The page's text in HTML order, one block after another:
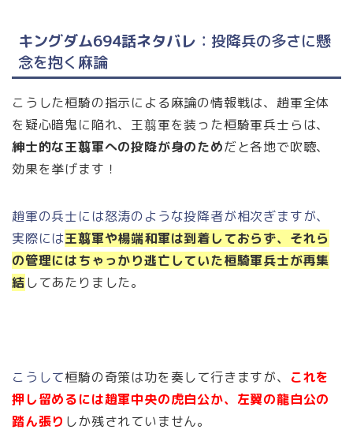
キングダム694話ネタバレ ：投降兵の多さに懸
念を抱く麻論
こうした桓騎の指示による麻論の情報戦は、趙軍全体
を疑心暗鬼に陥れ、王翦軍を装った桓騎軍兵士らは、
紳士的な王翦軍への投降が身のためだと各地で吹聴、
効果を挙げます！
趙軍の兵士には怒涛のような投降者が相次ぎますが、
実際には王翦軍や楊端和軍は到着しておらず、それら
の管理にはちゃっかり逃亡していた桓騎軍兵士が再集
結してあたりました。
こうして桓騎の奇策は功を奏して行きますが、 これを
押し留めるには趙軍中央の虎白公か、左翼の龍白公の
踏ん張り しか残されていません。